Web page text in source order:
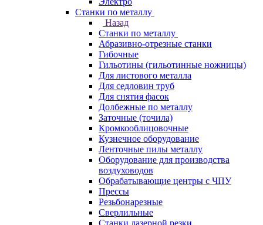
Станки по металлу
Назад
Станки по металлу
Абразивно-отрезные станки
Гибочные
Гильотины (гильотинные ножницы)
Для листового металла
Для седловин труб
Для снятия фасок
Долбежные по металлу
Заточные (точила)
Кромкооблицовочные
Кузнечное оборудование
Ленточные пилы металлу
Оборудование для производства
воздуховодов
Обрабатывающие центры с ЧПУ
Прессы
Резьбонарезные
Сверлильные
Станки лазерной резки